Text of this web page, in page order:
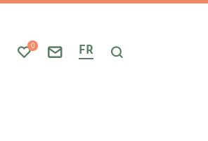
la barre de navigation du
Mes favoris
0
Nous contacter
FR Je recherche